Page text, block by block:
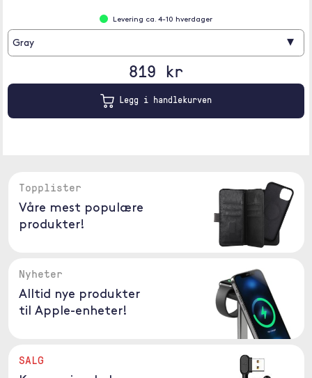
Levering ca. 4-10 hverdager
Gray ▾
819 kr
Legg i handlekurven
Topplister
Våre mest populære
produkter!
Nyheter
Alltid nye produkter
til Apple-enheter!
SALG